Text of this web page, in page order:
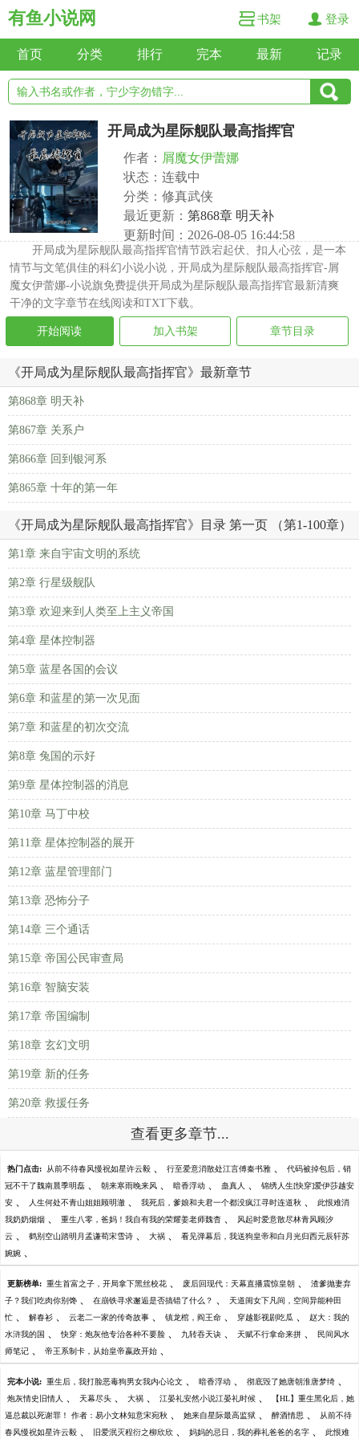
有鱼小说网 书架 登录
首页 分类 排行 完本 最新 记录
开局成为星际舰队最高指挥官
作者： 屑魔女伊蕾娜
状态：连载中
分类：修真武侠
最近更新： 第868章 明天补
更新时间：2026-08-05 16:44:58
开局成为星际舰队最高指挥官情节跌宕起伏、扣人心弦，是一本
情节与文笔俱佳的科幻小说小说，开局成为星际舰队最高指挥官-屑
魔女伊蕾娜-小说旗免费提供开局成为星际舰队最高指挥官最新清爽
干净的文字章节在线阅读和TXT下载。
开始阅读 加入书架 章节目录
《开局成为星际舰队最高指挥官》最新章节
第868章 明天补
第867章 关系户
第866章 回到银河系
第865章 十年的第一年
《开局成为星际舰队最高指挥官》目录 第一页 （第1-100章）
第1章 来自宇宙文明的系统
第2章 行星级舰队
第3章 欢迎来到人类至上主义帝国
第4章 星体控制器
第5章 蓝星各国的会议
第6章 和蓝星的第一次见面
第7章 和蓝星的初次交流
第8章 兔国的示好
第9章 星体控制器的消息
第10章 马丁中校
第11章 星体控制器的展开
第12章 蓝星管理部门
第13章 恐怖分子
第14章 三个通话
第15章 帝国公民审查局
第16章 智脑安装
第17章 帝国编制
第18章 玄幻文明
第19章 新的任务
第20章 救援任务
查看更多章节...
热门点击: 从前不待春风慢祝如星许云毅 、 行至爱意消散处江言傅秦书雅 、 代码被掉包后，销
冠不干了魏南晨季明磊 、 朝来寒雨晚来风 、 暗香浮动 、 蛊真人 、 锦绣人生[快穿]爱伊莎越安
安 、 人生何处不青山姐姐顾明澈 、 我死后，爹娘和夫君一个都没疯江寻时连道秋 、 此恨难消
我奶奶烟烟 、 重生八零，爸妈！我自有我的荣耀姜老师魏杳 、 风起时爱意散尽林青风顾汐
云 、 鹤别空山踏明月孟谦荀宋雪诗 、 大祸 、 看见弹幕后，我送狗皇帝和白月光归西元辰轩苏
婉婉 、
更新榜单: 重生首富之子，开局拿下黑丝校花 、 废后回现代：天幕直播震惊皇朝 、 渣爹抛妻弃
子？我们吃肉你别馋 、 在崩铁寻求邂逅是否搞错了什么？ 、 天道闺女下凡间，空间异能种田
忙 、 解春衫 、 云老二一家的传奇故事 、 镇龙棺，阎王命 、 穿越影视剧吃瓜 、 赵大：我的
水浒我的国 、 快穿：炮灰他专治各种不要脸 、 九转吞天诀 、 天赋不行拿命来拼 、 民间风水
师笔记 、 帝王系制卡，从始皇帝嬴政开始 、
完本小说: 重生后，我打脸恶毒狗男女我内心论文 、 暗香浮动 、 彻底毁了她唐朝淮唐梦绮 、
炮灰情史旧情人 、 天幕尽头 、 大祸 、 江晏礼安然小说江晏礼时候 、 【HL】重生黑化后，她
逼总裁以死谢罪！ 作者：易小文林知意宋宛秋 、 她来自星际最高监狱 、 醉酒情思 、 从前不待
春风慢祝如星许云毅 、 旧爱泯灭程衍之柳欣欣 、 妈妈的忌日，我的葬礼爸爸的名字 、 此恨难